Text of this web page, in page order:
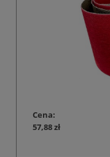
Cena:
57,88 zł